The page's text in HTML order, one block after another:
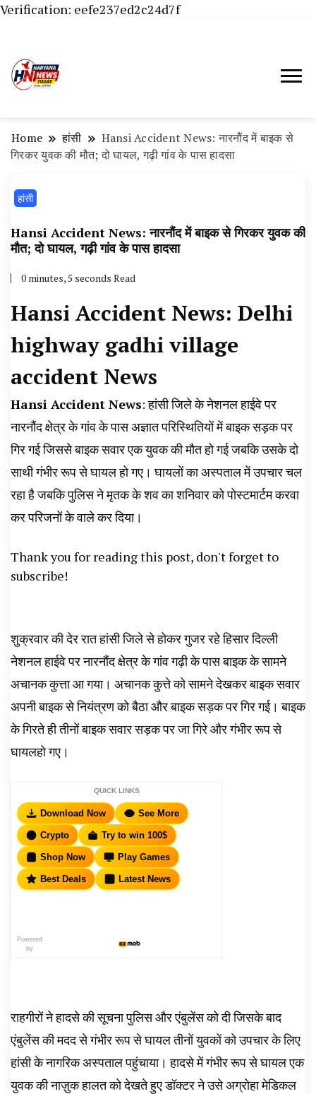
Verification: eefe237ed2c24d7f
हांसी, जींद और हरियाणा की ताजा खबरें
Haryana News Today, Haryana Live, Live
चैनल, Haryana News Today, Latest News
Hisar, Hisar Breaking News, Hansi News
Taaja Khabar, Haryana Crime News Today,
Weather Update in Haryana, Weather Alert
Haryana Police Fir, Haryana Portet Update
News, Student Portest News, Kisan Protest
News, AHN News, Abtak Haryana News,
Home हांसी
Hansi Accident News: नारनौंद में बाइक से
गिरकर युवक की मौत; दो घायल, गढ़ी गांव के पास हादसा
हांसी
Hansi Accident News: नारनौंद में बाइक से गिरकर युवक की
मौत; दो घायल, गढ़ी गांव के पास हादसा
0 minutes, 5 seconds Read
Hansi Accident News: Delhi
highway gadhi village
accident News
Hansi Accident News: हांसी जिले के नेशनल हाईवे पर
नारनौंद क्षेत्र के गांव के पास अज्ञात परिस्थितियों में बाइक सड़क पर
गिर गई जिससे बाइक सवार एक युवक की मौत हो गई जबकि उसके दो
साथी गंभीर रूप से घायल हो गए। घायलों का अस्पताल में उपचार चल
रहा है जबकि पुलिस ने मृतक के शव का शनिवार को पोस्टमार्टम करवा
कर परिजनों के वाले कर दिया।
Thank you for reading this post, don't forget to
subscribe!
शुक्रवार की देर रात हांसी जिले से होकर गुजर रहे हिसार दिल्ली
नेशनल हाईवे पर नारनौंद क्षेत्र के गांव गढ़ी के पास बाइक के सामने
अचानक कुत्ता आ गया। अचानक कुत्ते को सामने देखकर बाइक सवार
अपनी बाइक से नियंत्रण को बैठा और बाइक सड़क पर गिर गई। बाइक
के गिरते ही तीनों बाइक सवार सड़क पर जा गिरे और गंभीर रूप से
घायलहो गए।
QUICK LINKS
Download Now See More
Crypto Try to win 100$
Shop Now Play Games
Best Deals Latest News
Powered
by
राहगीरों ने हादसे की सूचना पुलिस और एंबुलेंस को दी जिसके बाद
एंबुलेंस की मदद से गंभीर रूप से घायल तीनों युवकों को उपचार के लिए
हांसी के नागरिक अस्पताल पहुंचाया। हादसे में गंभीर रूप से घायल एक
युवक की नाज़ुक हालत को देखते हुए डॉक्टर ने उसे अग्रोहा मेडिकल